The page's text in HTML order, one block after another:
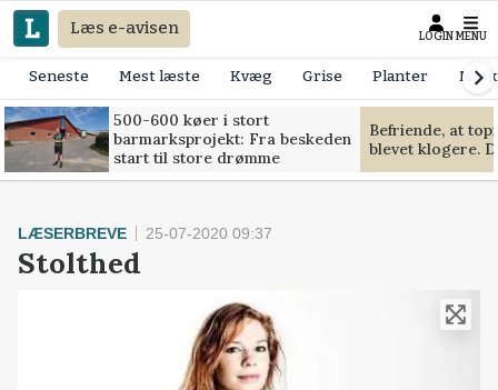
Læs e-avisen LOGIN MENU
Seneste Mest læste Kvæg Grise Planter
500-600 køer i stort
barmarksprojekt: Fra beskeden
start til store drømme
Befriende, at
blevet klogere.
LÆSERBREVE 25-07-2020 09:37
Stolthed